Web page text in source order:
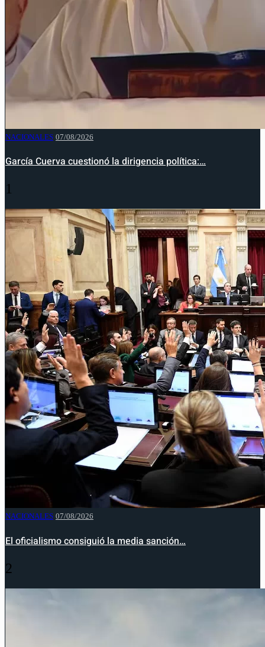
NACIONALES 07/08/2026
García Cuerva cuestionó la dirigencia política:…
1
NACIONALES 07/08/2026
El oficialismo consiguió la media sanción…
2